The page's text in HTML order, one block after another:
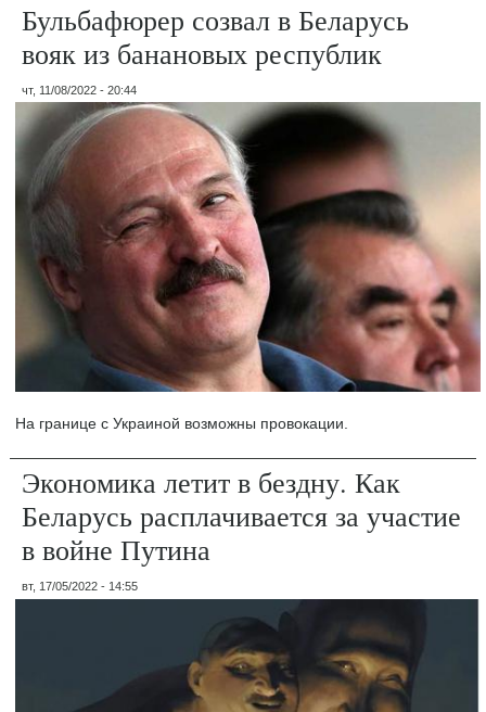
Бульбафюрер созвал в Беларусь
вояк из банановых республик
чт, 11/08/2022 - 20:44
На границе с Украиной возможны провокации.
Экономика летит в бездну. Как
Беларусь расплачивается за участие
в войне Путина
вт, 17/05/2022 - 14:55